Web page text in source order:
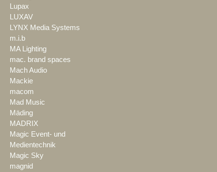
Lupax
LUXAV
LYNX Media Systems
m.i.b
MA Lighting
mac. brand spaces
Mach Audio
Mackie
macom
Mad Music
Mäding
MADRIX
Magic Event- und
Medientechnik
Magic Sky
magnid